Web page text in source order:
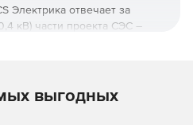
Электрика отвечает за
кВ) части проекта СЭС –
CS Электрика разработан на
нормативно-
выгодных